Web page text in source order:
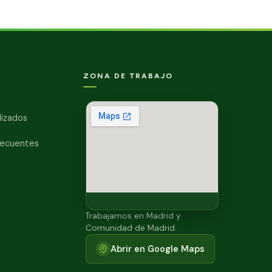
ZONA DE TRABAJO
Trabajamos en Madrid y
Comunidad de Madrid.
Abrir en Google Maps